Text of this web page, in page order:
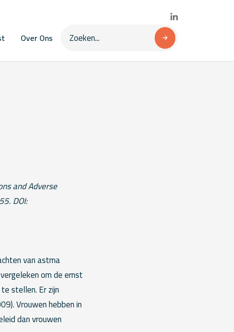
Over Ons
and Adverse
DOI:
van astma
om de ernst
stellen. Er zijn
Vrouwen hebben in
dan vrouwen